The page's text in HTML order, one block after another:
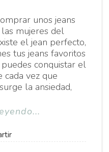
unos jeans
mujeres del
el jean perfecto,
tus jeans favoritos
conquistar el
cada vez que
la ansiedad,